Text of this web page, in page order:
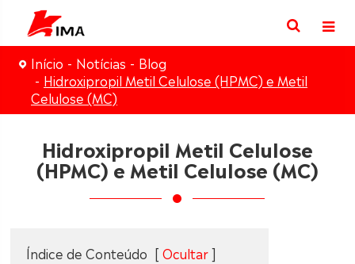
Início Notícias
Blog
Hidroxipropil Metil Celulose (HPMC) e Metil
Celulose (MC)
Hidroxipropil Metil Celulose
(HPMC) e Metil Celulose (MC)
Índice de Conteúdo [ Ocultar ]